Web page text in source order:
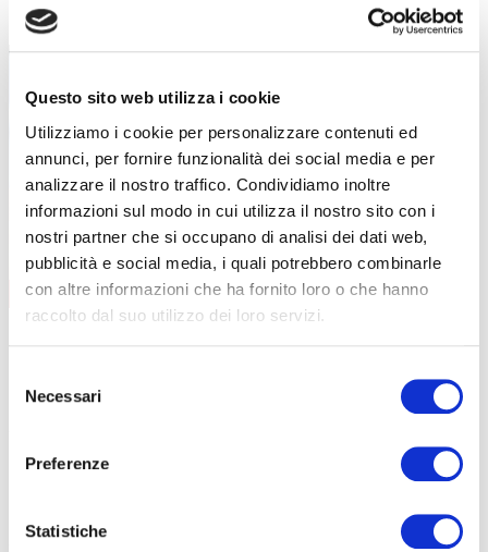
Questo sito web utilizza i cookie
Utilizziamo i cookie per personalizzare contenuti ed
annunci, per fornire funzionalità dei social media e per
analizzare il nostro traffico. Condividiamo inoltre
informazioni sul modo in cui utilizza il nostro sito con i
nostri partner che si occupano di analisi dei dati web,
pubblicità e social media, i quali potrebbero combinarle
con altre informazioni che ha fornito loro o che hanno
raccolto dal suo utilizzo dei loro servizi.
delNecessari
Preferenze
Statistiche
FORMAZIONE LAVORATORI
AGGIORNAMENTO
CONTENUTI CORSO
durata
prezzo
durata
DETTAGLI E ISCRIZIONE